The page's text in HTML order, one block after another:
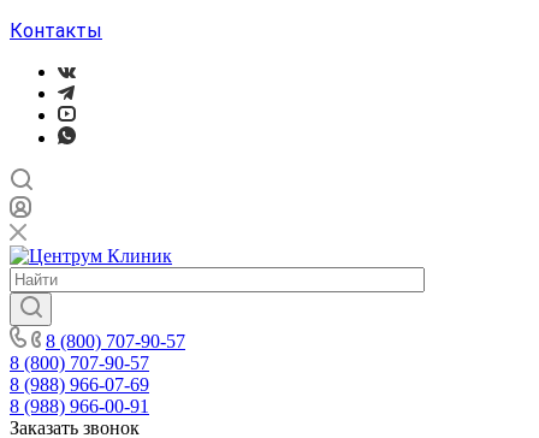
Контакты
8 (800) 707-90-57
8 (800) 707-90-57
8 (988) 966-07-69
8 (988) 966-00-91
Заказать звонок